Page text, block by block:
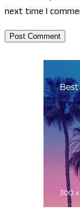
next time I